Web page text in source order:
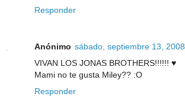
Responder
Anónimo sábado, septiembre 13, 2008
VIVAN LOS JONAS BROTHERS!!!!!! ♥
Mami no te gusta Miley?? :O
Responder